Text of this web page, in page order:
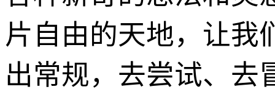
片自由的天地，让我
出常规，去尝试、去